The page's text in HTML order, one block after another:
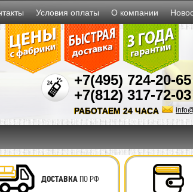
Условия оплаты О компании
+7(495) 724-20-65
+7(812) 317-72-03
РАБОТАЕМ 24 ЧАСА
ДОСТАВКАПО РФ